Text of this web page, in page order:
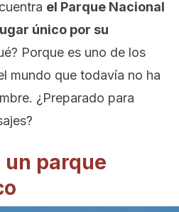
el Parque Nacional
único por su
Porque es uno de los
mundo que todavía no ha
¿Preparado para
un parque